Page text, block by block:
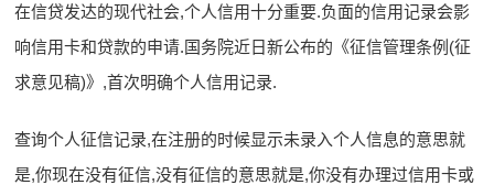
在信贷发达的现代社会,个人信用十分重要.负面的信用记录会影
响信用卡和贷款的申请.国务院近日新公布的《征信管理条例(征
求意见稿)》,首次明确个人信用记录.
查询个人征信记录,在注册的时候显示未录入个人信息的意思就
是,你现在没有征信,没有征信的意思就是,你没有办理过信用卡或